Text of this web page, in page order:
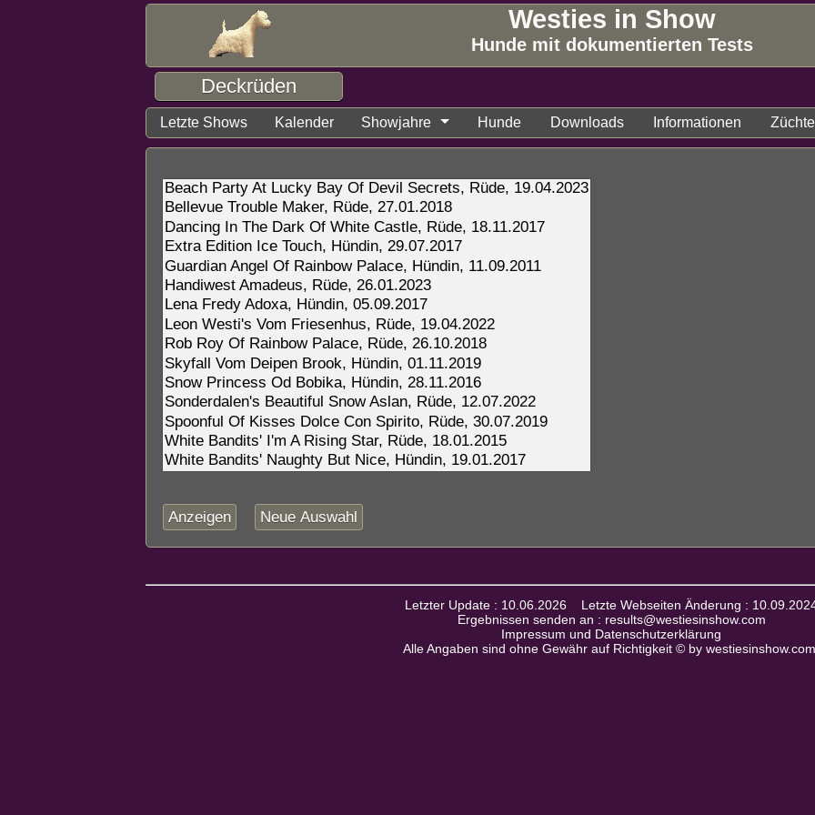
Westies in Show
Hunde mit dokumentierten Tests
Deckrüden
Letzte Shows Kalender Showjahre Hunde Downloads Informationen
Letzter Update : 10.06.2026 Letzte Webseiten Änderung :
Ergebnissen senden an : results@westiesinshow.com
Impressum und Datenschutzerklärung
Alle Angaben sind ohne Gewähr auf Richtigkeit © by